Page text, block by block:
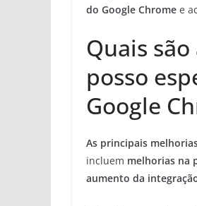
do Google Chrome e
Quais
posso
Google
As principais
incluem melhorias na
aumento da